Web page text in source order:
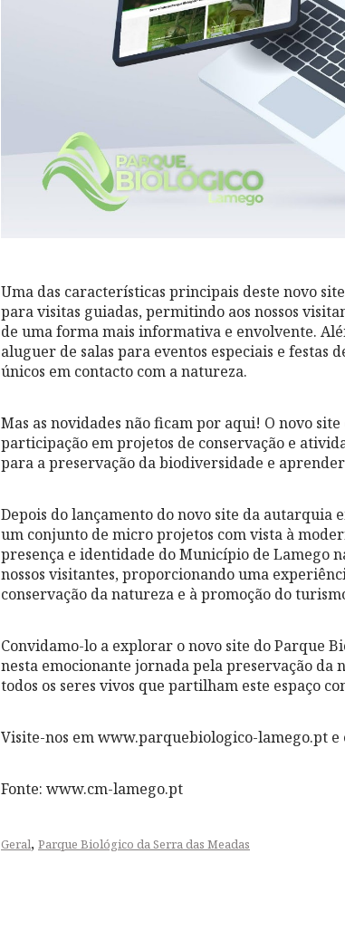
Uma das características principais deste novo
para visitas guiadas, permitindo aos nossos
de uma forma mais informativa e envolvente.
aluguer de salas para eventos especiais e
únicos em contacto com a natureza.
Mas as novidades não ficam por aqui! O novo
participação em projetos de conservação e
para a preservação da biodiversidade e
Depois do lançamento do novo site da
um conjunto de micro projetos com vista à
presença e identidade do Município de Lamego
nossos visitantes, proporcionando uma
conservação da natureza e à promoção do
Convidamo-lo a explorar o novo site do Parque
nesta emocionante jornada pela preservação da
todos os seres vivos que partilham este espaço
Visite-nos em www.parquebiologico-lamego.pt
Fonte: www.cm-lamego.pt
Geral, Parque Biológico da Serra das Meadas